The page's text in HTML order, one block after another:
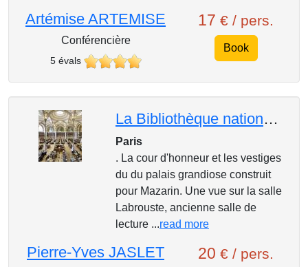
Artémise ARTEMISE
Conférencière
5 évals
17 € / pers.
Book
La Bibliothèque nationale Richelieu rénovée
Paris
. La cour d'honneur et les vestiges
du du palais grandiose construit
pour Mazarin. Une vue sur la salle
Labrouste, ancienne salle de
lecture ...read more
Pierre-Yves JASLET 20 € / pers.